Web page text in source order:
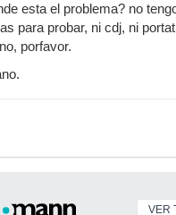
esta el problema? no
para probar, ni cdj, ni
porfavor.
VER